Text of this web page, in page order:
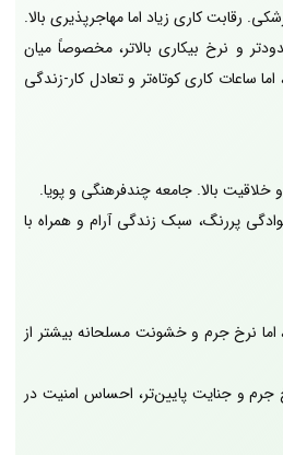
رقابت کاری زیاد اما مهاجرپذیری بالا.
و نرخ بیکاری بالاتر، مخصوصاً میان
اما ساعات کاری کوتاه‌تر و تعادل کار-زندگی
خلاقیت بالا. جامعه چندفرهنگی و پویا.
پررنگ، سبک زندگی آرام و همراه با
اما نرخ جرم و خشونت مسلحانه بیشتر از
جرم و جنایت پایین‌تر، احساس امنیت در